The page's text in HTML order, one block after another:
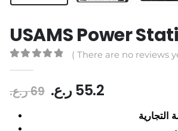
USAMS Power
( There are no reviews
69ر.ع. Original
price
55.2ر.ع. Current